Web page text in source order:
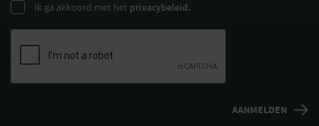
Ik ga akkoord met het privacybeleid.